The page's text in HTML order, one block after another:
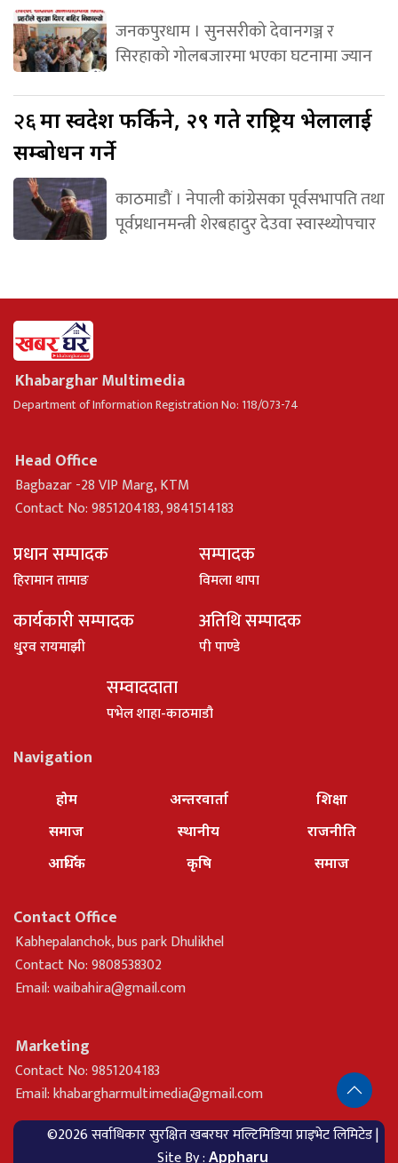
जनकपुरधाम । सुनसरीको देवानगञ्ज र
सिरहाको गोलबजारमा भएका घटनामा ज्यान
२६मा स्वदेश फर्किने, २९ गते राष्ट्रिय भेलालाई
सम्बोधन गर्ने
काठमाडौं । नेपाली कांग्रेसका पूर्वसभापति तथा
पूर्वप्रधानमन्त्री शेरबहादुर देउवा स्वास्थ्योपचार
Khabarghar Multimedia
Department of Information Registration No: 118/073-74
Head Office
Bagbazar -28 VIP Marg, KTM
Contact No: 9851204183, 9841514183
प्रधान सम्पादक
हिरामान तामाङ
सम्पादक
विमला थापा
कार्यकारी सम्पादक
धु्रव रायमाझी
अतिथि सम्पादक
पी पाण्डे
सम्वाददाता
पभेल शाहा-काठमाडौ
Navigation
होम
समाज
आर्थिक
अन्तरवार्ता
स्थानीय
कृषि
शिक्षा
राजनीति
समाज
Contact Office
Kabhepalanchok, bus park Dhulikhel
Contact No: 9808538302
Email:waibahira@gmail.com
Marketing
Contact No: 9851204183
Email:khabargharmultimedia@gmail.com
©2026 सर्वाधिकार सुरक्षित खबरघर मल्टिमिडिया प्राइभेट लिमिटेड |
Appharu